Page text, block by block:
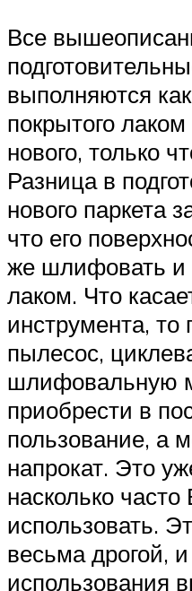
Все
выполняются
покрытого
нового, только
Разница в
нового паркета
что его
же шлифовать и
лаком. Что
инструмента,
пылесос,
шлифовальную
приобрести в
пользование, а
напрокат. Это
насколько
использовать.
весьма дрогой,
использования